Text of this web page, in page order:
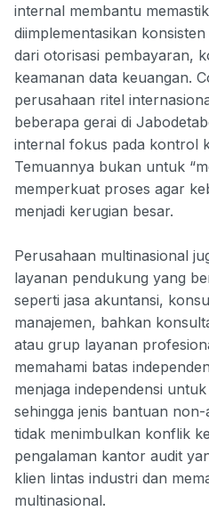
internal membantu
diimplementasikan
dari otorisasi pembayaran,
keamanan data keuangan.
perusahaan ritel
beberapa gerai di
internal fokus pada kontrol
Temuannya bukan untuk
memperkuat proses agar
menjadi kerugian besar.
Perusahaan multinasional
layanan pendukung yang
seperti jasa akuntansi,
manajemen, bahkan
atau grup layanan
memahami batas
menjaga independensi
sehingga jenis bantuan
tidak menimbulkan konflik
pengalaman kantor audit
klien lintas industri dan
multinasional.